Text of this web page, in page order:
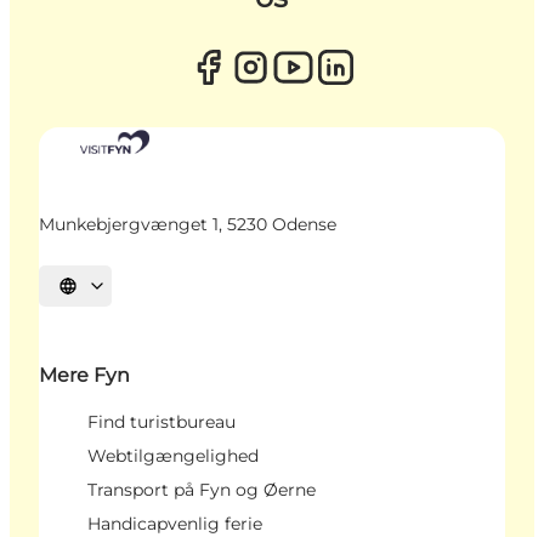
Munkebjergvænget 1, 5230 Odense
Vælg sprog
Mere Fyn
Find turistbureau
Webtilgængelighed
Transport på Fyn og Øerne
Handicapvenlig ferie